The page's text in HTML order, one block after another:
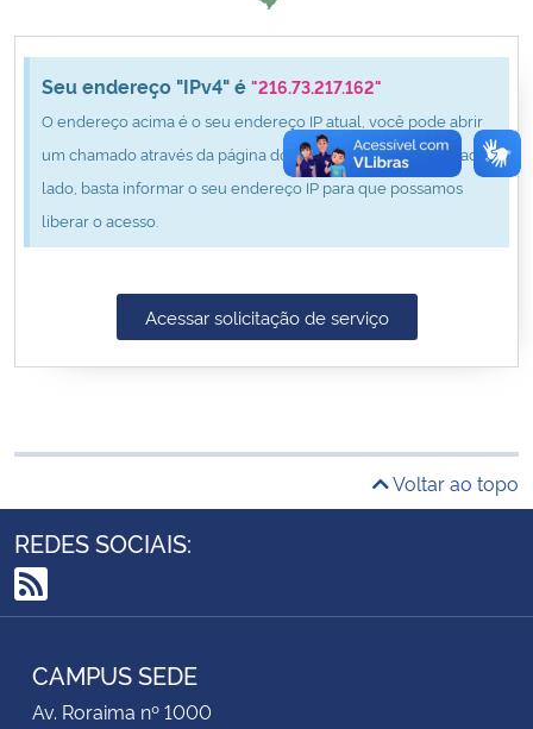
Ministério do Desenvolvimento Regional
Controladoria-Geral da União
Ministério da Mulher, da Família e dos Direitos Humanos
Secretaria-Geral
Secretaria de Governo
Planalto
Seu endereço "IPv4" é "216.73.217.162"
O endereço acima é o seu endereço IP atual, você pode abrir
um chamado através da página do CPD clicando no botão ao
lado, basta informar o seu endereço IP para que possamos
liberar o acesso.
Acessar solicitação de serviço
Voltar ao topo
REDES SOCIAIS:
RSS
CAMPUS SEDE
Av. Roraima nº 1000